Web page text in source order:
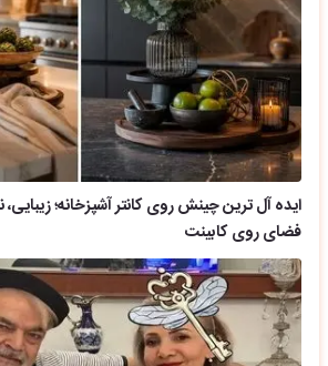
ایده آل ترین چینش روی کانتر آشپزخانه؛
فضای روی کابینت